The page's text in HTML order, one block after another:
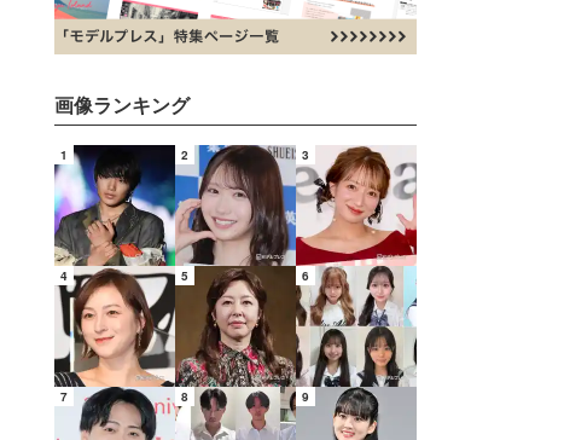
画像ランキング
1 2 3
4 5 6
7 8 9